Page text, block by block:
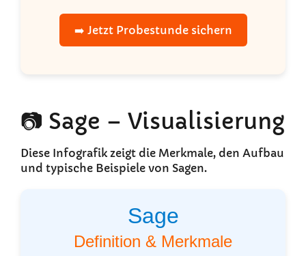
➡️ Jetzt Probestunde sichern
📷 Sage – Visualisierung
Diese Infografik zeigt die Merkmale, den Aufbau
und typische Beispiele von Sagen.
Sage
Definition & Merkmale